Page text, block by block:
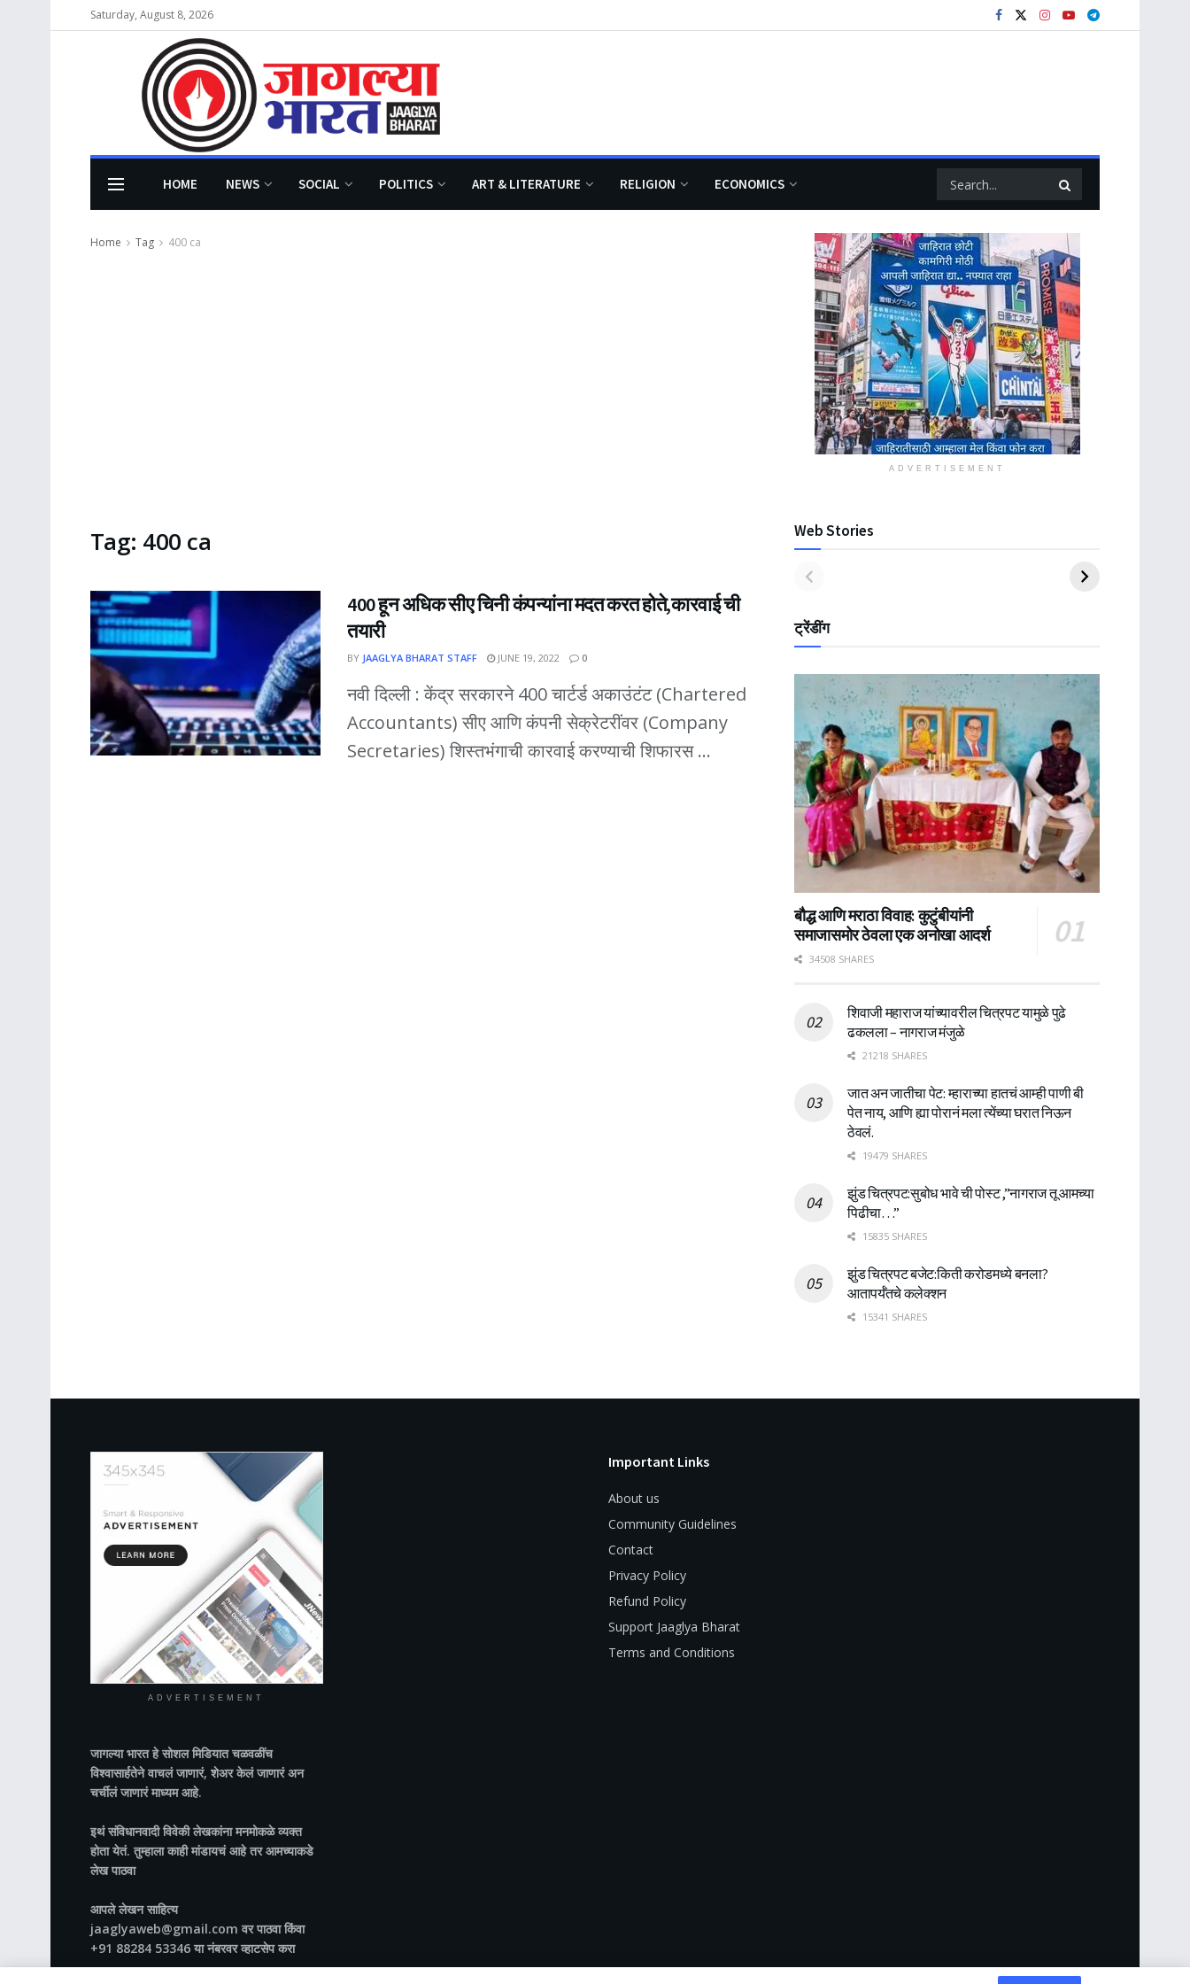
Saturday, August 8, 2026
HOME NEWS SOCIAL POLITICS ART & LITERATURE RELIGION ECONOMICS
Home Tag 400 ca
Tag: 400 ca
400 हून अधिक सीए चिनी कंपन्यांना मदत करत होते,कारवाई ची
तयारी
BY JAAGLYA BHARAT STAFF JUNE 19, 2022 0
नवी दिल्ली : केंद्र सरकारने 400 चार्टर्ड अकाउंटंट (Chartered
Accountants) सीए आणि कंपनी सेक्रेटरींवर (Company
Secretaries) शिस्तभंगाची कारवाई करण्याची शिफारस ...
ADVERTISEMENT
Web Stories
ट्रेंडींग
बौद्ध आणि मराठा विवाह: कुटुंबीयांनी
समाजासमोर ठेवला एक अनोखा आदर्श
34508 SHARES
शिवाजी महाराज यांच्यावरील चित्रपट यामुळे पुढे
ढकलला – नागराज मंजुळे
21218 SHARES
जात अन जातीचा पेट: म्हाराच्या हातचं आम्ही पाणी बी
पेत नाय, आणि ह्या पोरानं मला त्येंच्या घरात निऊन
ठेवलं.
19479 SHARES
झुंड चित्रपट:सुबोध भावे ची पोस्ट ,”नागराज तू आमच्या
पिढीचा…”
15835 SHARES
झुंड चित्रपट बजेट:किती करोडमध्ये बनला?
आतापर्यँतचे कलेक्शन
15341 SHARES
ADVERTISEMENT
जागल्या भारतहे सोशल मिडियात चळवळींच
विश्वासार्हतेने वाचलं जाणारं, शेअर केलं जाणारं अन
चर्चीलं जाणारं माध्यम आहे.
इथं संविधानवादी विवेकी लेखकांना मनमोकळे व्यक्त
होता येतं. तुम्हाला काही मांडायचं आहे तर आमच्याकडे
लेख पाठवा
आपले लेखन साहित्य
jaaglyaweb@gmail.com वर पाठवा किंवा
+91 88284 53346 या नंबरवर व्हाटसेप करा
Important Links
About us
Community Guidelines
Contact
Privacy Policy
Refund Policy
Support Jaaglya Bharat
Terms and Conditions